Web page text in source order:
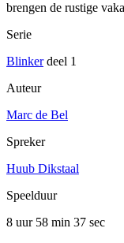
brengen de rustige
Serie
Blinkerdeel 1
Auteur
Marc de Bel
Spreker
Huub Dikstaal
Speelduur
8 uur 58 min 37 sec